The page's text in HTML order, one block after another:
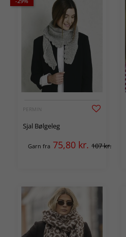
PERMIN
Sjal Bølgeleg
Garn fra 75,80 kr. 107 kr.